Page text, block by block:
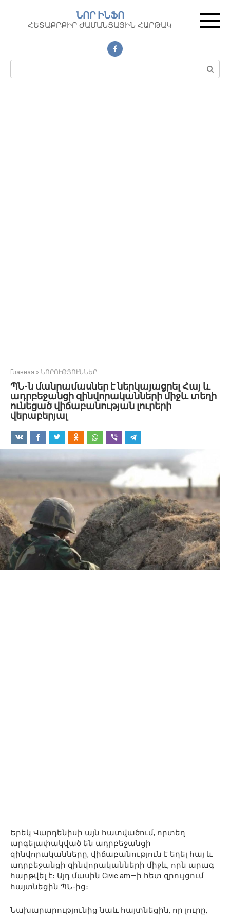
контенту
ՆՈՐ ԻՆՖՈ
ՀԵՏԱՔՐՔԻՐ ԺԱՄԱՆՑԱՅԻՆ ՀԱՐԹԱԿ
Поиск:
Главная » ՆՈՐՈՒԹՅՈՒՆՆԵՐ
ՊՆ-ն մանրամասներ է ներկայացրել Հայ և
ադրբեջանցի զինվորականների միջև տեղի
ունեցած վիճաբանության լուրերի
վերաբերյալ
Երեկ Վարդենիսի այն հատվածում, որտեղ
արգելափակված են ադրբեջանցի
զինվորականները, վիճաբանություն է եղել հայ և
ադրբեջանցի զինվորականների միջև, որն արագ
հարթվել է։ Այդ մասին Civic.am—ի հետ զրույցում
հայտնեցին ՊՆ-ից։
Նախարարությունից նաև հայտնեցին, որ լուրը,